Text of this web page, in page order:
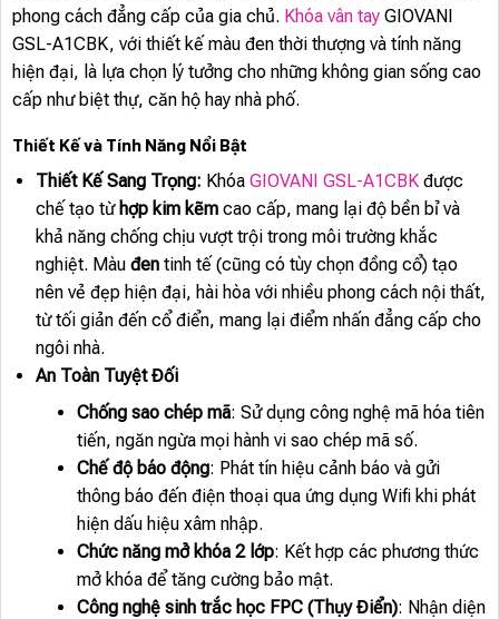
phong cách đẳng cấp của gia chủ. Khóa vân tay GIOVANI
GSL-A1CBK, với thiết kế màu đen thời thượng và tính năng
hiện đại, là lựa chọn lý tưởng cho những không gian sống cao
cấp như biệt thự, căn hộ hay nhà phố.
Thiết Kế và Tính Năng Nổi Bật
Thiết Kế Sang Trọng: Khóa GIOVANI GSL-A1CBKđược
chế tạo từ hợp kim kẽmcao cấp, mang lại độ bền bỉ và
khả năng chống chịu vượt trội trong môi trường khắc
nghiệt. Màu đentinh tế (cũng có tùy chọn đồng cổ) tạo
nên vẻ đẹp hiện đại, hài hòa với nhiều phong cách nội thất,
từ tối giản đến cổ điển, mang lại điểm nhấn đẳng cấp cho
ngôi nhà.
An Toàn Tuyệt Đối
Chống sao chép mã: Sử dụng công nghệ mã hóa tiên
tiến, ngăn ngừa mọi hành vi sao chép mã số.
Chế độ báo động: Phát tín hiệu cảnh báo và gửi
thông báo đến điện thoại qua ứng dụng Wifi khi phát
hiện dấu hiệu xâm nhập.
Chức năng mở khóa 2 lớp: Kết hợp các phương thức
mở khóa để tăng cường bảo mật.
Công nghệ sinh trắc học FPC (Thụy Điển): Nhận diện